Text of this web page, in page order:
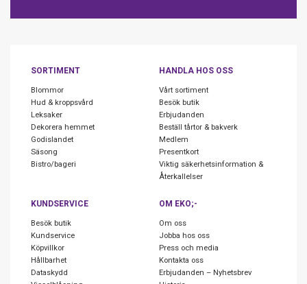
SORTIMENT
Blommor
Hud & kroppsvård
Leksaker
Dekorera hemmet
Godislandet
Säsong
Bistro/bageri
HANDLA HOS OSS
Vårt sortiment
Besök butik
Erbjudanden
Beställ tårtor & bakverk
Medlem
Presentkort
Viktig säkerhetsinformation &
Återkallelser
KUNDSERVICE
Besök butik
Kundservice
Köpvillkor
Hållbarhet
Dataskydd
OM EKO;-
Om oss
Jobba hos oss
Press och media
Kontakta oss
Erbjudanden – Nyhetsbrev